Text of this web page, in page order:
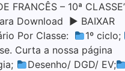
FRANCÊS – 10ª
Download ▶ BAIXAR
Por Classe:
1º ciclo;
Curta a nossa página
Desenho/ DGD/ EV;